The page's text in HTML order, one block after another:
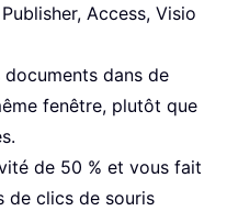
Access, Visio
dans de
fenêtre, plutôt que
de 50 % et vous fait
de clics de souris